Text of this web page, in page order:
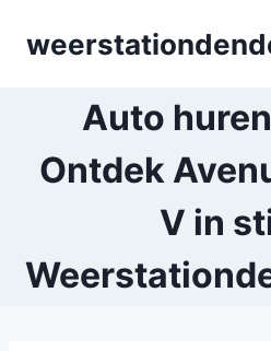
Auto
Ontdek
V in